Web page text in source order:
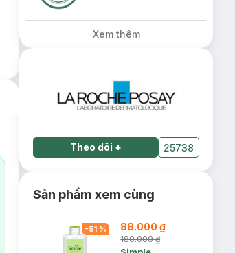
Xem thêm
Theo dõi + 25738
Sản phẩm xem cùng
-51 % 88.000 ₫
180.000 ₫